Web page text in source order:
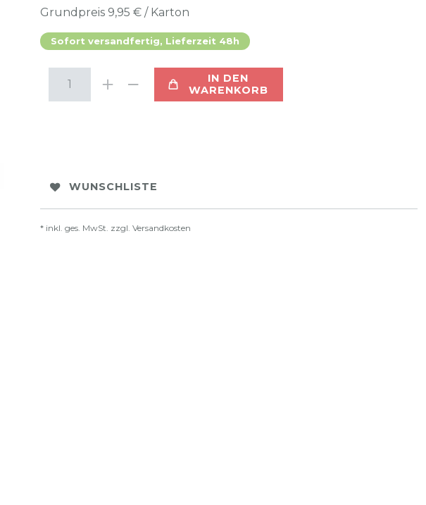
Grundpreis 9,95 € / Karton
Sofort versandfertig, Lieferzeit 48h
IN DEN
WARENKORB
WUNSCHLISTE
* inkl. ges. MwSt. zzgl. Versandkosten